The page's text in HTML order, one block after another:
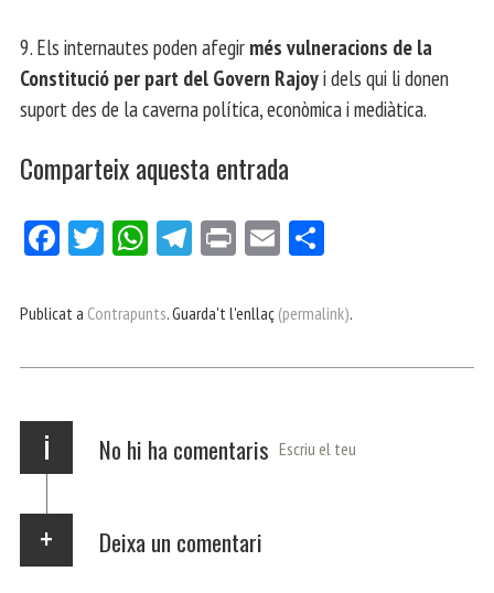
9. Els internautes poden afegir més vulneracions de la
Constitució per part del Govern Rajoyi dels qui li donen
suport des de la caverna política, econòmica i mediàtica.
Comparteix aquesta entrada
Fa
bo
Tw
er
W
ts
p
Te
gr
m
Pri E
ail pa
ei
Publicat a Contrapunts. Guarda't l'enllaç (permalink).
i No hi ha comentaris Escriu el teu
Deixa un comentari